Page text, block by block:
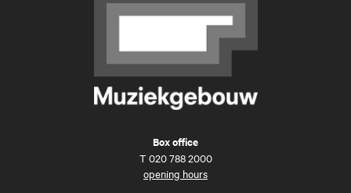
Box office
T 020 788 2000
opening hours